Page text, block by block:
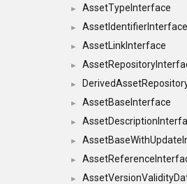
► AssetTypeInterface
► AssetIdentifierInterface
► AssetLinkInterface
►
►
► AssetBaseInterface
►
►
►
►